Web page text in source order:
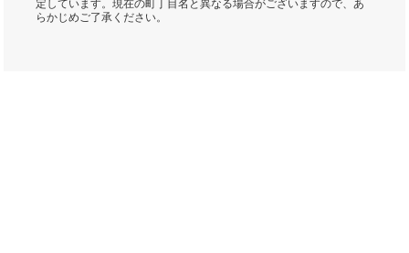
定しています。現在の町丁目名と異なる場合がございますので、あ
らかじめご了承ください。